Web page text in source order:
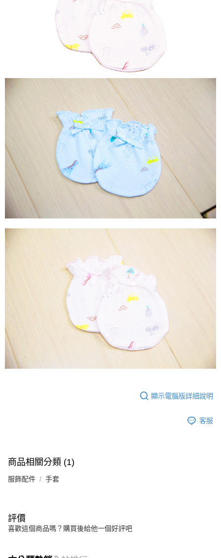
權轉讓予恩沛科技股份有限公司。
２．關於個人資料處理事宜，請瀏覽以下網址：
https://aftee.tw/terms/#terms3
３．未成年的使用者請事先徵得法定代理人或監護人之同意方可使用
「AFTEE先享後付」，若未經同意申辦者引起之損失，本公司不負相關責
４．使用「AFTEE先享後付」時，將依據個別帳號之用戶狀況，依本公司即
時審查核予不同之上限額度；若仍有額度不足之情形，本公司將視審查結果
５．嚴禁一人註冊多個帳號或使用他人資訊註冊。若發現惡意使用之情形，
恩沛科技股份有限公司將有權停止該用戶之使用額度並採取法律行動。
每筆NT$150，滿NT$890(含以上)免運費
顯示電腦版詳細說明
客服
商品相關分類 (1)
服飾配件 手套
評價
喜歡這個商品嗎？購買後給他一個好評吧